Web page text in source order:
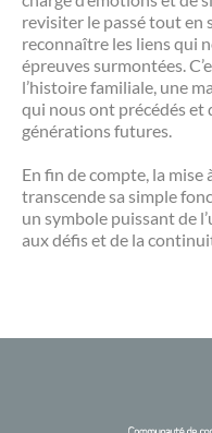
revisiter le passé tout en
reconnaître les liens qui
épreuves surmontées.
l’histoire familiale, une
qui nous ont précédés et
générations futures.
En fin de compte, la
transcende sa simple
un symbole puissant de
aux défis et de la